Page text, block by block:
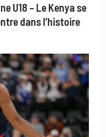
U18 – Le Kenya se
dans l’histoire